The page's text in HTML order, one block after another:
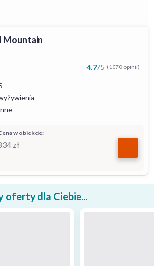
Mountain
4.7/5 (1070 opinii)
w obiekcie:
zł
oferty dla Ciebie...